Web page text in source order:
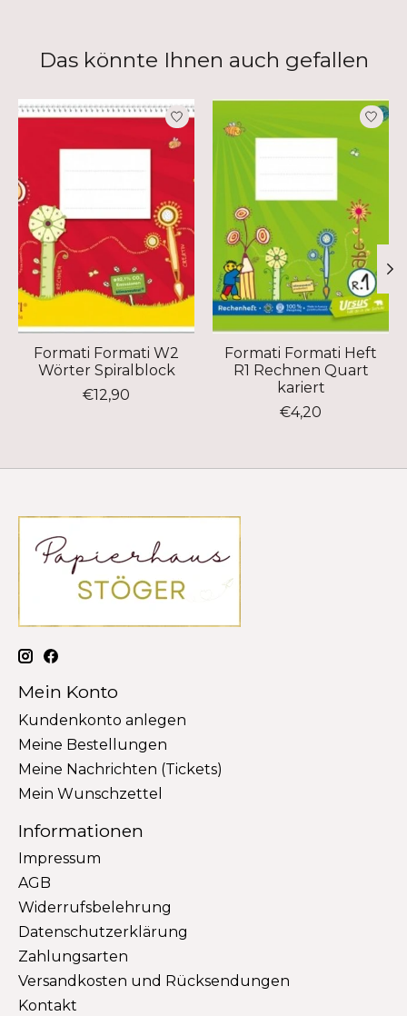
Das könnte Ihnen auch gefallen
Produkt-Karussell-Artikel
Formati Formati W2
Wörter Spiralblock
€12,90
Formati Formati Heft
R1 Rechnen Quart
kariert
€4,20
Mein Konto
Kundenkonto anlegen
Meine Bestellungen
Meine Nachrichten (Tickets)
Mein Wunschzettel
Informationen
Impressum
AGB
Widerrufsbelehrung
Datenschutzerklärung
Zahlungsarten
Versandkosten und Rücksendungen
Kontakt